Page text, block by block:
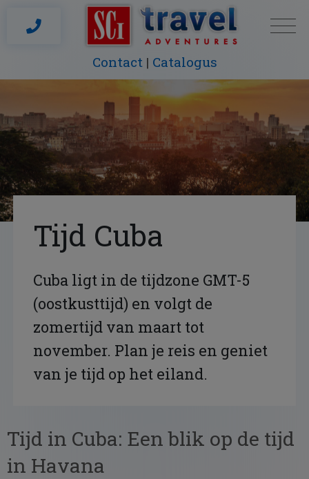
Contact Catalogus
Tijd Cuba
Cuba ligt in de tijdzone GMT-5
(oostkusttijd) en volgt de
zomertijd van maart tot
november. Plan je reis en geniet
van je tijd op het eiland.
Tijd in Cuba: Een blik op de tijd
in Havana